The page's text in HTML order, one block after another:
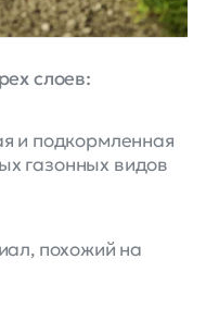
слоев:
и подкормленная
газонных видов
похожий на